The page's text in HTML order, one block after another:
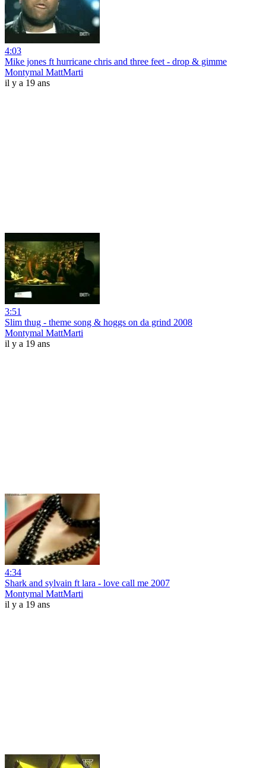
4:03
Mike jones ft hurricane chris and three feet - drop & gimme
Montymal MattMarti
il y a 19 ans
3:51
Slim thug - theme song & hoggs on da grind 2008
Montymal MattMarti
il y a 19 ans
4:34
Shark and sylvain ft lara - love call me 2007
Montymal MattMarti
il y a 19 ans